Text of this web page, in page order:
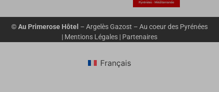
© Au Primerose Hôtel – Argelès Gazost – Au coeur des Pyrénées
| Mentions Légales | Partenaires
Français